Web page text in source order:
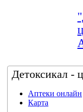
Детоксикал -
Аптеки онлайн
Карта